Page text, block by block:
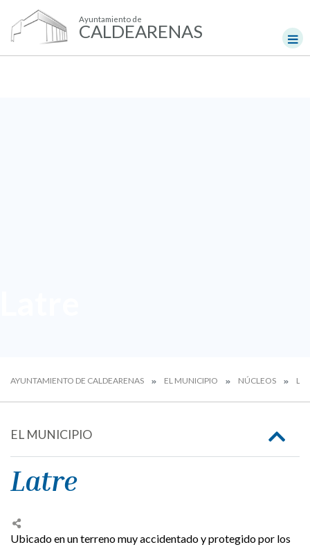
Ayuntamiento de
CALDEARENAS
AYUNTAMIENTO DE CALDEARENAS EL MUNICIPIO NÚCLEOS
EL MUNICIPIO
Latre
Ubicado en un terreno muy accidentado y protegido por los